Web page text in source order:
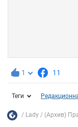
1 11
Теги
Lady (Архив)